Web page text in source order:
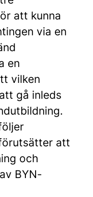
att kunna
via en
en
vilken
gå inleds
att
och
BYN-